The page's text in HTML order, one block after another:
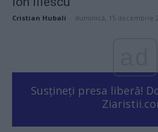
Cristian Hubali duminică, 15 decembrie
Susțineți presa liberă!